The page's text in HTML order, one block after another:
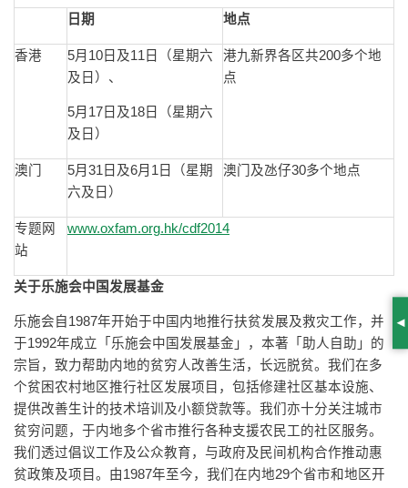
日期 地点
香港
5月10日及11日（星期六
及日）、
5月17日及18日（星期六
及日）
港九新界各区共200多个地
点
澳门
5月31日及6月1日（星期
六及日）
澳门及氹仔30多个地点
专题网
站
www.oxfam.org.hk/cdf2014
关于乐施会中国发展基金
乐施会自1987年开始于中国内地推行扶贫发展及救灾工作，并
于1992年成立「乐施会中国发展基金」，本著「助人自助」的
宗旨，致力帮助内地的贫穷人改善生活，长远脱贫。我们在多
个贫困农村地区推行社区发展项目，包括修建社区基本设施、
提供改善生计的技术培训及小额贷款等。我们亦十分关注城市
贫穷问题，于内地多个省市推行各种支援农民工的社区服务。
我们透过倡议工作及公众教育，与政府及民间机构合作推动惠
贫政策及项目。由1987年至今，我们在内地29个省市和地区开